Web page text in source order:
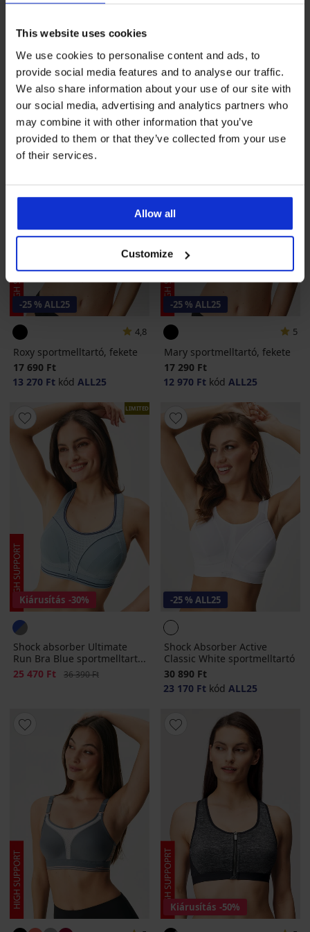
This website uses cookies
We use cookies to personalise content and ads, to
provide social media features and to analyse our traffic.
We also share information about your use of our site with
our social media, advertising and analytics partners who
may combine it with other information that you’ve
provided to them or that they’ve collected from your use
of their services.
Allow all
Customize
Triumph Triaction Cardio
24 990 Ft
18 750 FtkódALL25
Triumph Triaction Extreme
Lite sportmelltartó
27 090 Ft
-25 % ALL25
4,8
Roxy sportmelltartó, fekete
17 690 Ft
13 270 Ft kód ALL25
-25 % ALL25
5
Mary sportmelltartó, fekete
17 290 Ft
12 970 Ft kód ALL25
LIMITED
Kiárusítás -30%
Shock absorber Ultimate
Run Bra Blue sportmelltart...
Kedvezmény
25 470 Ft Eredeti ár
36 390 Ft
-25 % ALL25
Shock Absorber Active
Classic White sportmelltartó
30 890 Ft
23 170 Ft kód ALL25
Kiárusítás -50%